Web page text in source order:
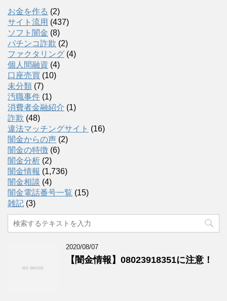
お金を作る (2)
サイト流用 (437)
ソフト闇金 (8)
パチンコ詐欺 (2)
ファクタリング (4)
個人間融資 (4)
口座売買 (10)
未分類 (7)
汚職事件 (1)
消費者金融紹介 (1)
詐欺 (48)
違法マッチングサイト (16)
闇金からの声 (2)
闇金の特徴 (6)
闇金分析 (2)
闇金情報 (1,736)
闇金相談 (4)
闇金電話番号一覧 (15)
雑記 (3)
2020/08/07
【闇金情報】08023918351に注意！